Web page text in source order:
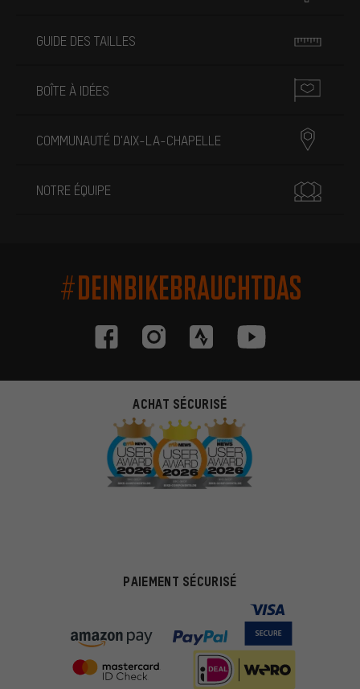
GUIDE DES TAILLES
BOÎTE À IDÉES
COMMUNAUTÉ D'AIX-LA-CHAPELLE
NOTRE ÉQUIPE
#DEINBIKEBRAUCHTDAS
ACHAT SÉCURISÉ
PAIEMENT SÉCURISÉ